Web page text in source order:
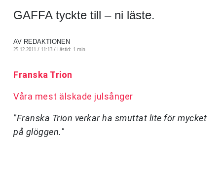
GAFFA tyckte till – ni läste.
AV REDAKTIONEN
25.12.2011 / 11:13 / Lästid: 1 min
Franska Trion
Våra mest älskade julsånger
"Franska Trion verkar ha smuttat lite för mycket
på glöggen."